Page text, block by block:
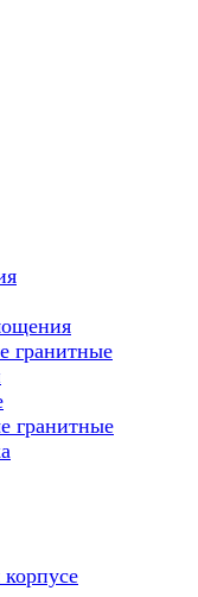
гранитные
гранитные